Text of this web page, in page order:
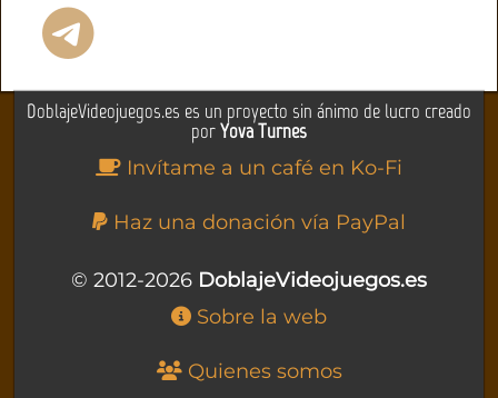
DoblajeVideojuegos.es es un proyecto sin ánimo de lucro creado
porYova Turnes
Invítame a un café en Ko-Fi
Haz una donación vía PayPal
© 2012-2026 DoblajeVideojuegos.es
Sobre la web
Quienes somos